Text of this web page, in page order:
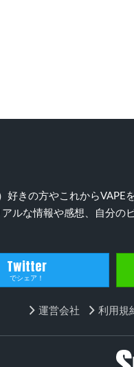
好きの方やこれから
ルな情報や感想、自分の
Twitter
でシェア！
運営会社 利用規